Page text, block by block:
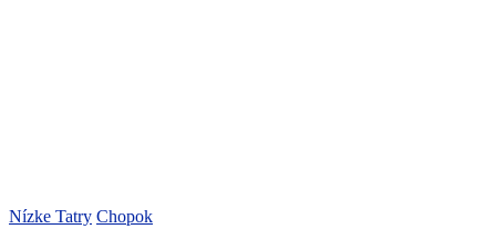
Nízke Tatry Chopok